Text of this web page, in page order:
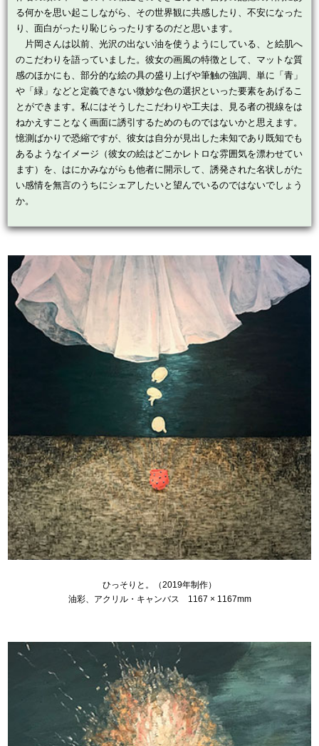
る何かを思い起こしながら、その世界観に共感したり、不安になった
り、面白がったり恥じらったりするのだと思います。
片岡さんは以前、光沢の出ない油を使うようにしている、と絵肌へ
のこだわりを語っていました。彼女の画風の特徴として、マットな質
感のほかにも、部分的な絵の具の盛り上げや筆触の強調、単に「青」
や「緑」などと定義できない微妙な色の選択といった要素をあげるこ
とができます。私にはそうしたこだわりや工夫は、見る者の視線をは
ねかえすことなく画面に誘引するためのものではないかと思えます。
憶測ばかりで恐縮ですが、彼女は自分が見出した未知であり既知でも
あるようなイメージ（彼女の絵はどこかレトロな雰囲気を漂わせてい
ます）を、はにかみながらも他者に開示して、誘発された名状しがた
い感情を無言のうちにシェアしたいと望んでいるのではないでしょう
か。
ひっそりと。（2019年制作）
油彩、アクリル・キャンバス 1167 × 1167mm